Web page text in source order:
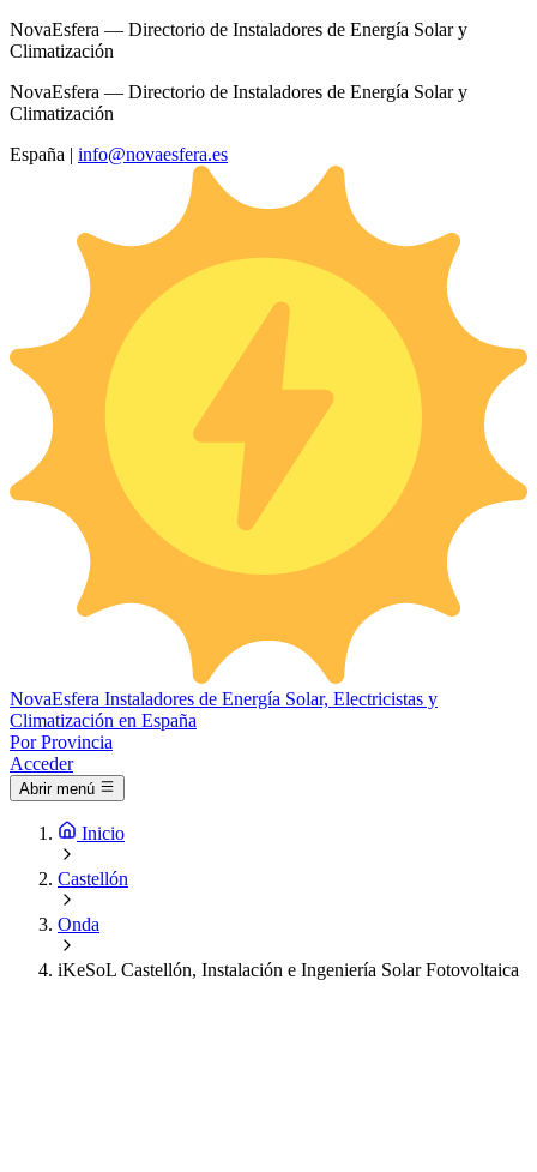
NovaEsfera — Directorio de Instaladores de Energía Solar y
Climatización
NovaEsfera — Directorio de Instaladores de Energía Solar y
Climatización
España | info@novaesfera.es
NovaEsfera Instaladores de Energía Solar, Electricistas y
Climatización en España
Por Provincia
Acceder
Abrir menú
Inicio
Castellón
Onda
iKeSoL Castellón, Instalación e Ingeniería Solar Fotovoltaica